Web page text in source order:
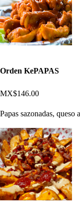
Orden KePAPAS
MX$146.00
Papas sazonadas,